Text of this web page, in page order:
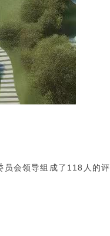
员会领导组成了118人的评